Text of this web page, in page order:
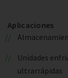
Aplicaciones
Unidades
ultrarrápidas